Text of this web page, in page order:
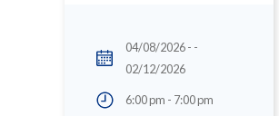
04/08/2026 - -
02/12/2026
6:00 pm - 7:00 pm